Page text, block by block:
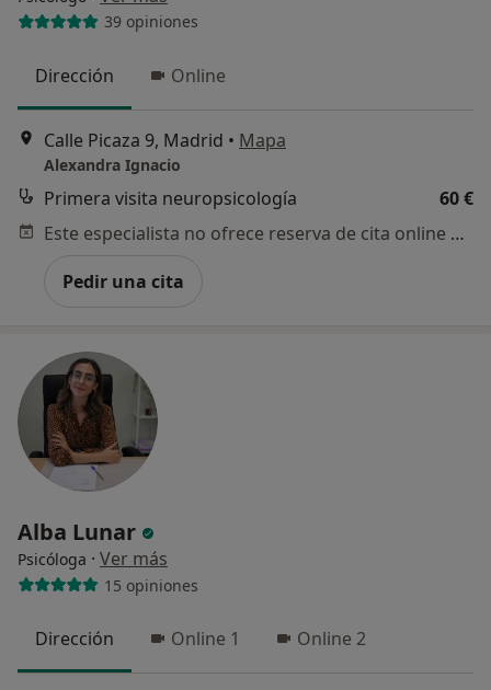
39 opiniones
Dirección Online
Calle Picaza 9, Madrid • Mapa
Alexandra Ignacio
Primera visita neuropsicología
60 €
Este especialista no ofrece reserva de cita online en esta dirección.
Pedir una cita
Alba Lunar
Psicóloga · Ver más
15 opiniones
Dirección Online 1 Online 2